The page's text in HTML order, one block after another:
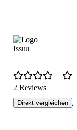
Issuu
2 Reviews
Direkt vergleichen